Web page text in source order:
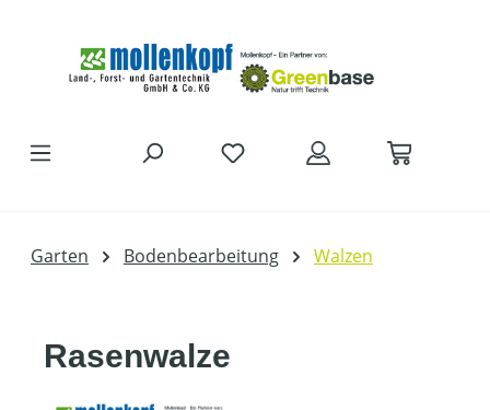
DU HAST 0 PRODUKTE AUF
Garten Bodenbearbeitung Walzen
Rasenwalze